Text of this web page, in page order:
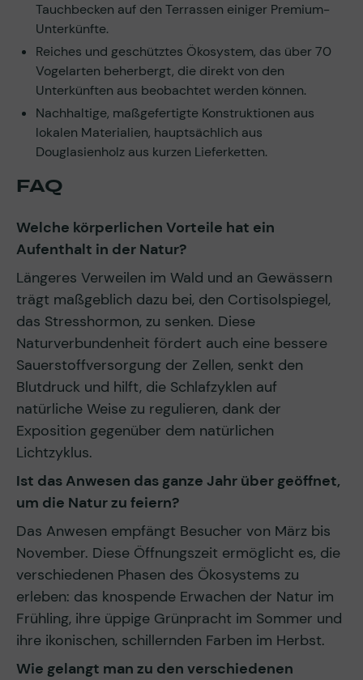
Tauchbecken auf den Terrassen einiger Premium-
Unterkünfte.
Reiches und geschütztes Ökosystem, das über 70
Vogelarten beherbergt, die direkt von den
Unterkünften aus beobachtet werden können.
Nachhaltige, maßgefertigte Konstruktionen aus
lokalen Materialien, hauptsächlich aus
Douglasienholz aus kurzen Lieferketten.
FAQ
Welche körperlichen Vorteile hat ein
Aufenthalt in der Natur?
Längeres Verweilen im Wald und an Gewässern
trägt maßgeblich dazu bei, den Cortisolspiegel,
das Stresshormon, zu senken. Diese
Naturverbundenheit fördert auch eine bessere
Sauerstoffversorgung der Zellen, senkt den
Blutdruck und hilft, die Schlafzyklen auf
natürliche Weise zu regulieren, dank der
Exposition gegenüber dem natürlichen
Lichtzyklus.
Ist das Anwesen das ganze Jahr über geöffnet,
um die Natur zu feiern?
Das Anwesen empfängt Besucher von März bis
November. Diese Öffnungszeit ermöglicht es, die
verschiedenen Phasen des Ökosystems zu
erleben: das knospende Erwachen der Natur im
Frühling, ihre üppige Grünpracht im Sommer und
ihre ikonischen, schillernden Farben im Herbst.
Wie gelangt man zu den verschiedenen